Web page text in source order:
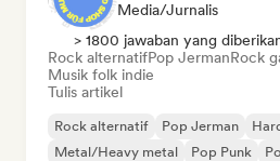
Media/Jurnalis
> 1800 jawaban yang
Rock alternatifPop JermanRock
Musik folk indie
Tulis artikel
Rock alternatif Pop Jerman
Metal/Heavy metal
Pop Punk